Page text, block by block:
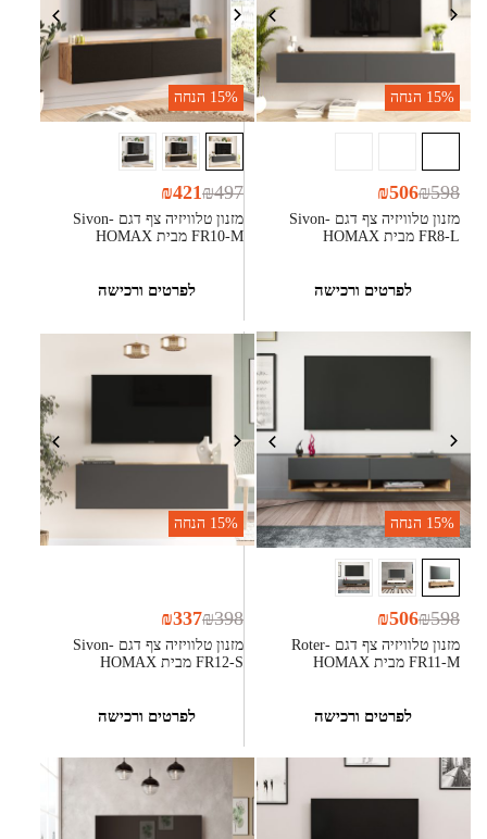
15% הנחה
מזנון טלוויזיה צף דגם Sivon-
FR8-L מבית HOMAX
₪598
₪506
לפרטים ורכישה
15% הנחה
מזנון טלוויזיה צף דגם Sivon-
FR10-M מבית HOMAX
₪497
₪421
לפרטים ורכישה
15% הנחה
מזנון טלוויזיה צף דגם Roter-
FR11-M מבית HOMAX
₪598
₪506
לפרטים ורכישה
15% הנחה
מזנון טלוויזיה צף דגם Sivon-
FR12-S מבית HOMAX
₪398
₪337
לפרטים ורכישה